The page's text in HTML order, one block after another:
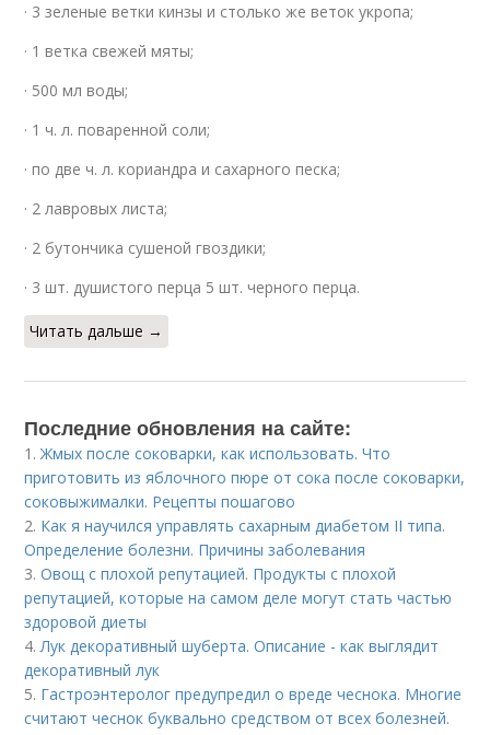
· 3 зеленые ветки кинзы и столько же веток укропа;
· 1 ветка свежей мяты;
· 500 мл воды;
· 1 ч. л. поваренной соли;
· по две ч. л. кориандра и сахарного песка;
· 2 лавровых листа;
· 2 бутончика сушеной гвоздики;
· 3 шт. душистого перца 5 шт. черного перца.
Читать дальше →
Последние обновления на сайте:
1.Жмых после соковарки, как использовать. Что
приготовить из яблочного пюре от сока после соковарки,
соковыжималки. Рецепты пошагово
2. Как я научился управлять сахарным диабетом II типа.
Определение болезни. Причины заболевания
3.Овощ с плохой репутацией. Продукты с плохой
репутацией, которые на самом деле могут стать частью
здоровой диеты
4.Лук декоративный шуберта. Описание - как выглядит
декоративный лук
5. Гастроэнтеролог предупредил о вреде чеснока. Многие
считают чеснок буквально средством от всех болезней.